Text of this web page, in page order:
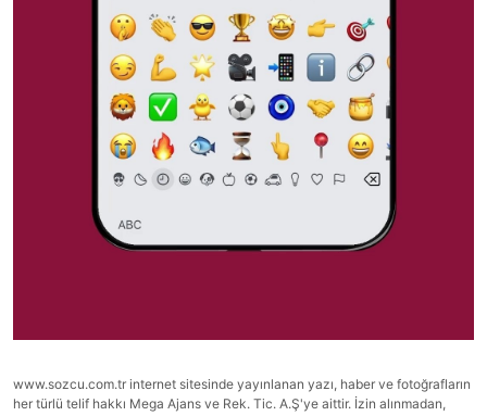
www.sozcu.com.tr internet sitesinde yayınlanan yazı, haber ve fotoğrafların
her türlü telif hakkı Mega Ajans ve Rek. Tic. A.Ş'ye aittir. İzin alınmadan,